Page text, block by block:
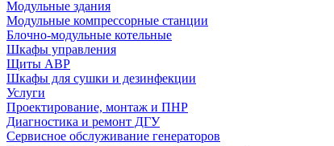
Модульные здания
Модульные компрессорные станции
Блочно-модульные котельные
Шкафы управления
Щиты АВР
Шкафы для сушки и дезинфекции
Услуги
Проектирование, монтаж и ПНР
Диагностика и ремонт ДГУ
Сервисное обслуживание генераторов